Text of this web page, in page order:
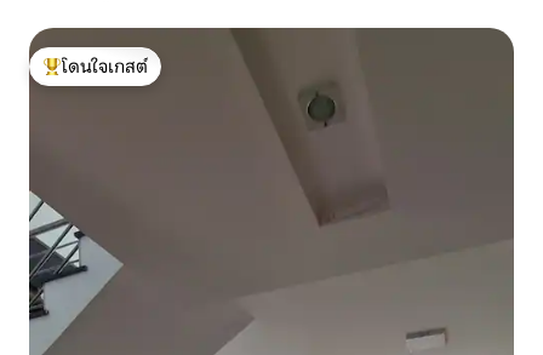
โดนใจเกสต์ที่สุด
โดนใจเกสต์